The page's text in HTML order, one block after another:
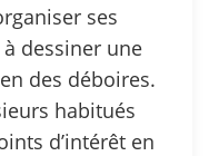
ses
à dessiner une
des déboires.
habitués
d’intérêt en